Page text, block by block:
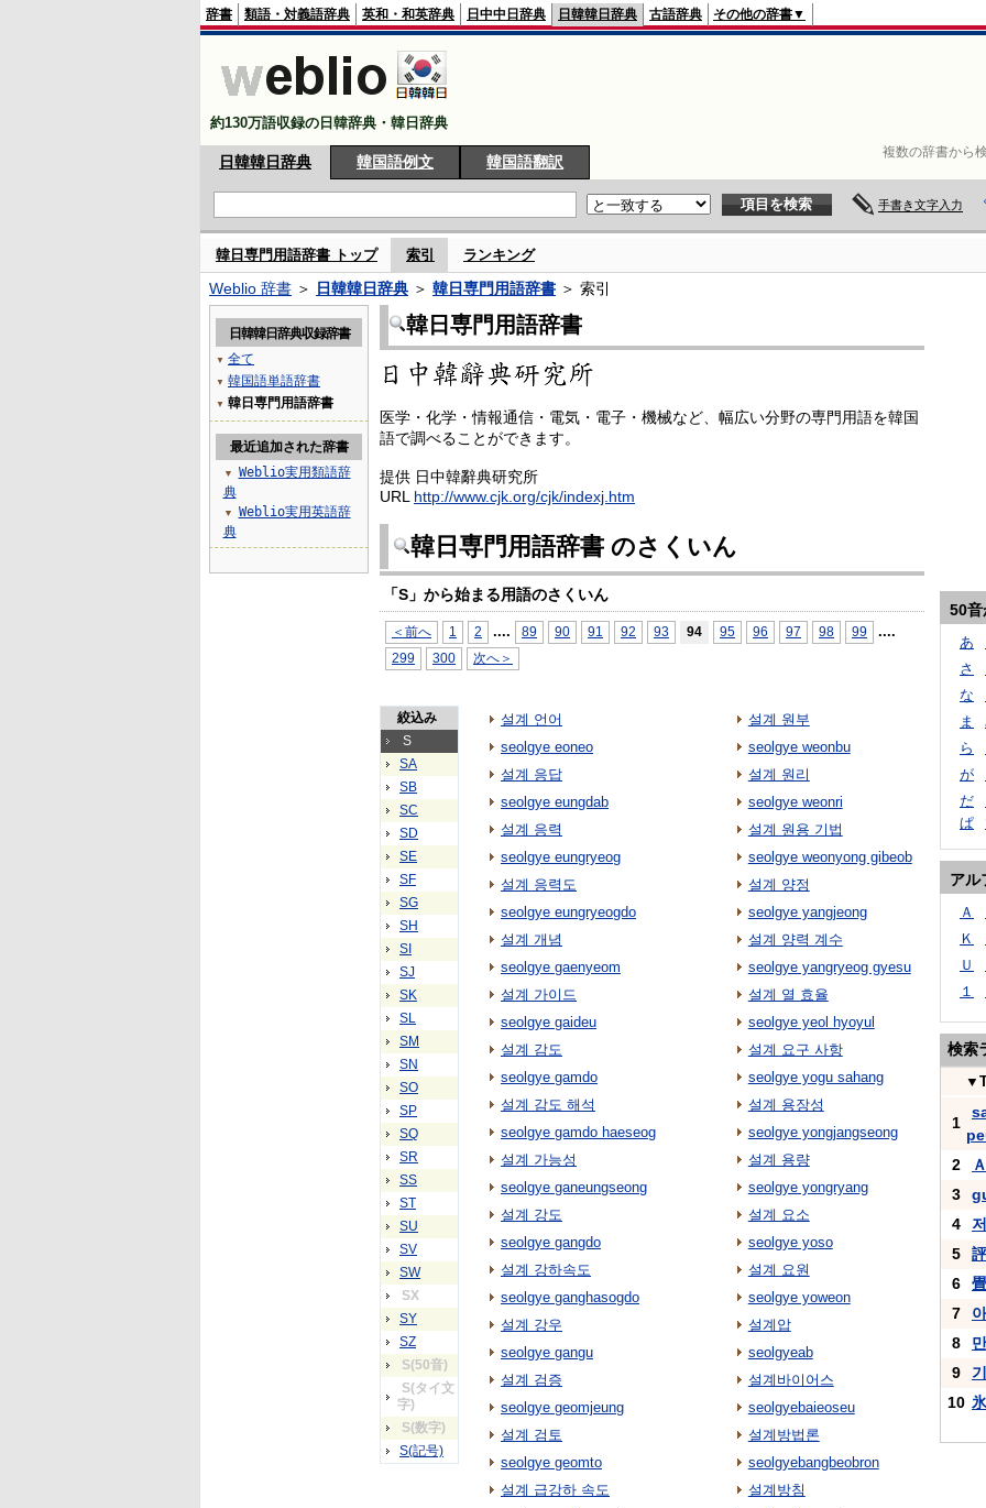
複数の辞書から
辞書 類語・対義語辞典 英和・和英辞典 日中中日辞典 日韓韓日辞典 古語辞典 その他の辞書▼
約130万語収録の日韓辞典・韓日辞典
日韓韓日辞典 韓国語例文 韓国語翻訳
手書き文字入力
韓日専門用語辞書 トップ 索引 ランキング
Weblio 辞書 ＞ 日韓韓日辞典 ＞ 韓日専門用語辞書 ＞ 索引
韓日専門用語辞書
医学・化学・情報通信・電気・電子・機械など、幅広い分野の専門用語を韓国
語で調べることができます。
提供 日中韓辭典研究所
URL http://www.cjk.org/cjk/indexj.htm
韓日専門用語辞書 のさくいん
「S」から始まる用語のさくいん
＜前へ 1 2 .... 89 90 91 92 93 94 95 96 97 98 99 ....
299 300 次へ＞
絞込み
S
SA
SB
SC
SD
SE
SF
SG
SH
SI
SJ
SK
SL
SM
SN
SO
SP
SQ
SR
SS
ST
SU
SV
SW
SX
SY
SZ
S(50音)
S(タイ文
字)
S(数字)
S(記号)
설계 언어
seolgye eoneo
설계 응답
seolgye eungdab
설계 응력
seolgye eungryeog
설계 응력도
seolgye eungryeogdo
설계 개념
seolgye gaenyeom
설계 가이드
seolgye gaideu
설계 감도
seolgye gamdo
설계 감도 해석
seolgye gamdo haeseog
설계 가능성
seolgye ganeungseong
설계 강도
seolgye gangdo
설계 강하속도
seolgye ganghasogdo
설계 강우
seolgye gangu
설계 검증
seolgye geomjeung
설계 검토
seolgye geomto
설계 급강하 속도
설계 원부
seolgye weonbu
설계 원리
seolgye weonri
설계 원용 기법
seolgye weonyong gibeob
설계 양정
seolgye yangjeong
설계 양력 계수
seolgye yangryeog gyesu
설계 열 효율
seolgye yeol hyoyul
설계 요구 사항
seolgye yogu sahang
설계 용장성
seolgye yongjangseong
설계 용량
seolgye yongryang
설계 요소
seolgye yoso
설계 요원
seolgye yoweon
설계압
seolgyeab
설계바이어스
seolgyebaieoseu
설계방법론
seolgyebangbeobron
설계방침
日韓韓日辞典収録辞書
▼ 全て
▼ 韓国語単語辞書
▼ 韓日専門用語辞書
最近追加された辞書
▼
Weblio実用類語辞
典
▼
Weblio実用英語辞
典
50音
あ
さ
な
ま
ら
が
だ
ぱ
アル
Ａ
Ｋ
Ｕ
１
検索
▼
1
2
3
4
5
6
7
8
9
10